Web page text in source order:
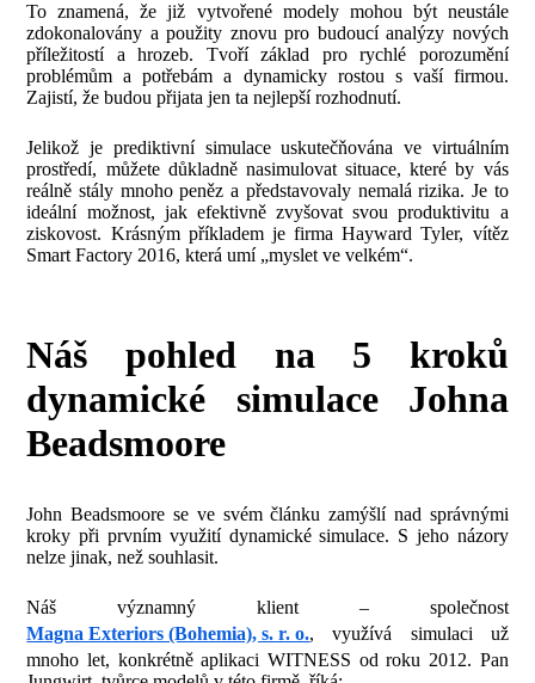
To znamená, že již vytvořené modely mohou být neustále
zdokonalovány a použity znovu pro budoucí analýzy nových
příležitostí a hrozeb. Tvoří základ pro rychlé porozumění
problémům a potřebám a dynamicky rostou s vaší firmou.
Zajistí, že budou přijata jen ta nejlepší rozhodnutí.
Jelikož je prediktivní simulace uskutečňována ve virtuálním
prostředí, můžete důkladně nasimulovat situace, které by vás
reálně stály mnoho peněz a představovaly nemalá rizika. Je to
ideální možnost, jak efektivně zvyšovat svou produktivitu a
ziskovost. Krásným příkladem je firma Hayward Tyler, vítěz
Smart Factory 2016, která umí „myslet ve velkém“.
Náš pohled na 5 kroků
dynamické simulace Johna
Beadsmoore
John Beadsmoore se ve svém článku zamýšlí nad správnými
kroky při prvním využití dynamické simulace. S jeho názory
nelze jinak, než souhlasit.
Náš významný klient – společnost
Magna Exteriors (Bohemia), s. r. o., využívá simulaci už
mnoho let, konkrétně aplikaci WITNESS od roku 2012. Pan